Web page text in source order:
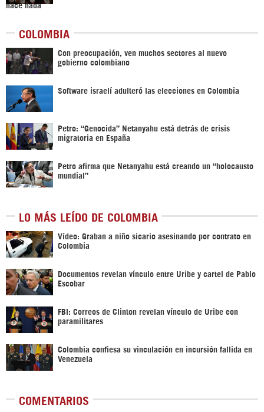
COLOMBIA
Con preocupación, ven muchos sectores al nuevo
gobierno colombiano
Software israelí adulteró las elecciones en Colombia
Petro: “Genocida” Netanyahu está detrás de crisis
migratoria en España
Petro afirma que Netanyahu está creando un “holocausto
mundial”
LO MÁS LEÍDO DE COLOMBIA
Vídeo: Graban a niño sicario asesinando por contrato en
Colombia
Documentos revelan vínculo entre Uribe y cartel de Pablo
Escobar
FBI: Correos de Clinton revelan vínculo de Uribe con
paramilitares
Colombia confiesa su vinculación en incursión fallida en
Venezuela
COMENTARIOS